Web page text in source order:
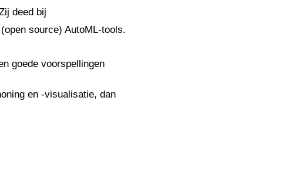
deed bij
source) AutoML-tools.
goede voorspellingen
en -visualisatie, dan